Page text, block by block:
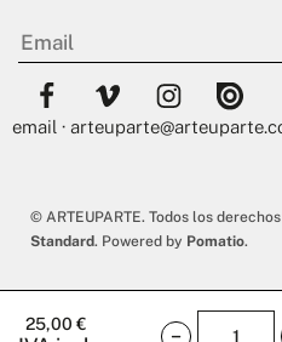
25,00 €
email ·
© ARTEUPARTE. Todos los
Standard. Powered by Pomatio.